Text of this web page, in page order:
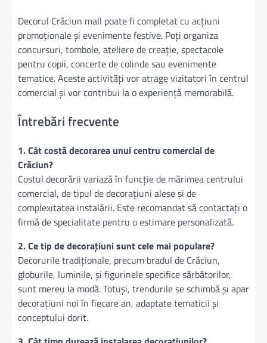
Decorul Crăciun mall poate fi completat cu acțiuni
promoționale și evenimente festive. Poți organiza
concursuri, tombole, ateliere de creație, spectacole
pentru copii, concerte de colinde sau evenimente
tematice. Aceste activități vor atrage vizitatori în centrul
comercial și vor contribui la o experiență memorabilă.
Întrebări frecvente
1. Cât costă decorarea unui centru comercial de
Crăciun?
Costul decorării variază în funcție de mărimea centrului
comercial, de tipul de decorațiuni alese și de
complexitatea instalării. Este recomandat să contactați o
firmă de specialitate pentru o estimare personalizată.
2. Ce tip de decorațiuni sunt cele mai populare?
Decorurile tradiționale, precum bradul de Crăciun,
globurile, luminile, și figurinele specifice sărbătorilor,
sunt mereu la modă. Totuși, trendurile se schimbă și apar
decorațiuni noi în fiecare an, adaptate tematicii și
conceptului dorit.